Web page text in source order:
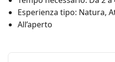
lungolago.
Le escursioni qui sono
svolge la Settimana della
Esperienza tipo: Natura,
All’aperto